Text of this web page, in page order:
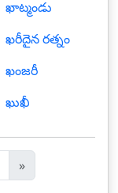
ఖాట్మండు
ఖరీదైన రత్నం
ఖంజరీ
ఖుఖీ
»अ
ग